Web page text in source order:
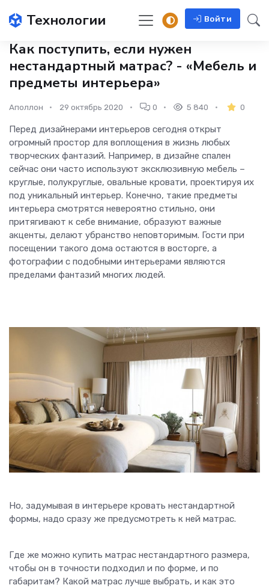
Технологии Войти
Как поступить, если нужен
нестандартный матрас? - «Мебель и
предметы интерьера»
Аполлон 29 октябрь 2020 0 5 840 0
Перед дизайнерами интерьеров сегодня открыт
огромный простор для воплощения в жизнь любых
творческих фантазий. Например, в дизайне спален
сейчас они часто используют эксклюзивную мебель –
круглые, полукруглые, овальные кровати, проектируя их
под уникальный интерьер. Конечно, такие предметы
интерьера смотрятся невероятно стильно, они
притягивают к себе внимание, образуют важные
акценты, делают убранство неповторимым. Гости при
посещении такого дома остаются в восторге, а
фотографии с подобными интерьерами являются
пределами фантазий многих людей.
Но, задумывая в интерьере кровать нестандартной
формы, надо сразу же предусмотреть к ней матрас.
Где же можно купить матрас нестандартного размера,
чтобы он в точности подходил и по форме, и по
габаритам? Какой матрас лучше выбрать, и как это